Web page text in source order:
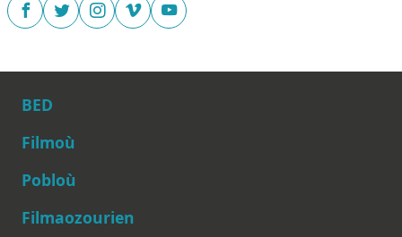
Main navigation
BED
Filmoù
Pobloù
Filmaozourien